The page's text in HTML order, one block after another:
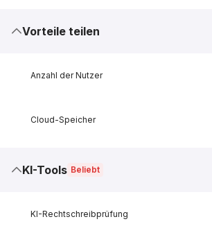
Vorteile teilen
Anzahl der Nutzer
Cloud-Speicher
KI-Tools Beliebt
KI-Rechtschreibprüfung